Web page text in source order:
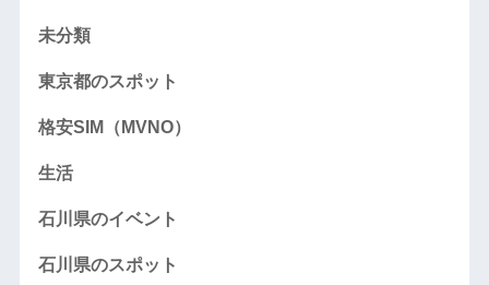
未分類
東京都のスポット
格安SIM（MVNO）
生活
石川県のイベント
石川県のスポット